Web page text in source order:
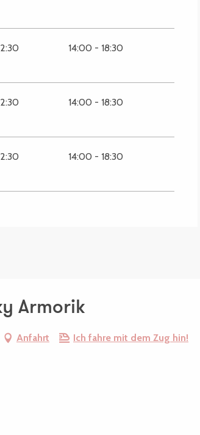
14:00 - 18:30
14:00 - 18:30
14:00 - 18:30
Armorik
Anfahrt Ich fahre mit dem Zug hin!